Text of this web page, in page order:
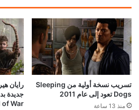
تسريب نسخة أولية من Sleeping
Dogs تعود إلى عام 2011
منذ 13 ساعة
رايان
جديدة
of War